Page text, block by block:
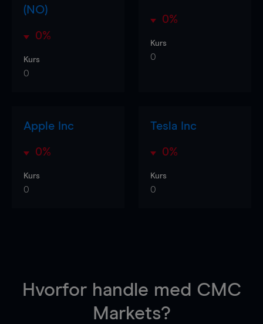
(NO)
0%
Kurs
0
0%
Kurs
0
Apple Inc
0%
Kurs
0
Tesla Inc
0%
Kurs
0
Hvorfor handle med CMC
Markets?